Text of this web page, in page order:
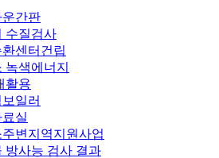
간판
수질검사
센터건립
녹색에너지
활용
일러
실
변지역지원사업
방사능 검사 결과